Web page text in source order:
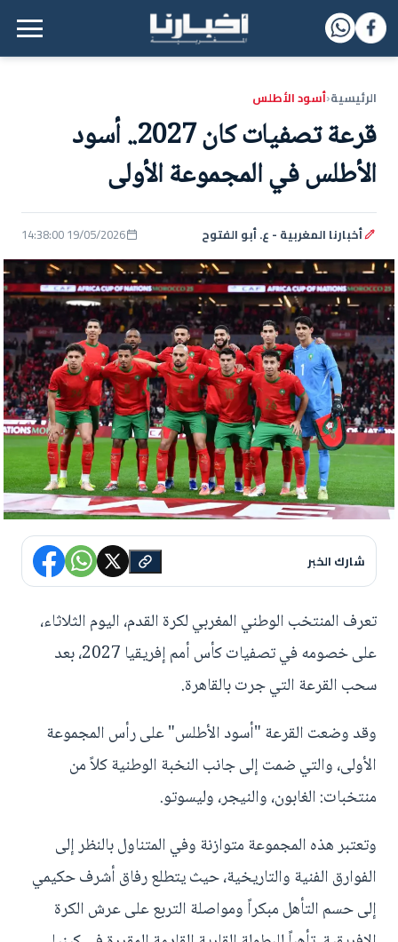
القائمة الرئيسية
الرئيسية‹أسود الأطلس
قرعة تصفيات كان 2027.. أسود
الأطلس في المجموعة الأولى
أخبارنا المغربية - ع. أبو الفتوح 19/05/2026 14:38:00
شارك الخبر
تعرف المنتخب الوطني المغربي لكرة القدم، اليوم الثلاثاء،
على خصومه في تصفيات كأس أمم إفريقيا 2027، بعد
سحب القرعة التي جرت بالقاهرة.
وقد وضعت القرعة "أسود الأطلس" على رأس المجموعة
الأولى، والتي ضمت إلى جانب النخبة الوطنية كلاً من
منتخبات: الغابون، والنيجر، وليسوتو.
وتعتبر هذه المجموعة متوازنة وفي المتناول بالنظر إلى
الفوارق الفنية والتاريخية، حيث يتطلع رفاق أشرف حكيمي
إلى حسم التأهل مبكراً ومواصلة التربع على عرش الكرة